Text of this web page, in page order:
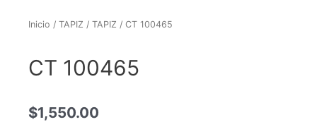
Inicio / TAPIZ / TAPIZ / CT 100465
CT 100465
$1,550.00